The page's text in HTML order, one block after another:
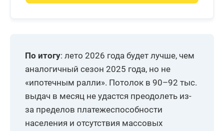
область
292 0
Хакасия
Чеченская
Республика
275
Республика Тыва 272
0,37
Камчатский край
249
По итогу: лето 2026 года будет лучше, чем
аналогичный сезон 2025 года, но не
«ипотечным ралли». Потолок в 90–92 тыс.
выдач в месяц не удастся преодолеть из-
за пределов платежеспособности
населения и отсутствия массовых